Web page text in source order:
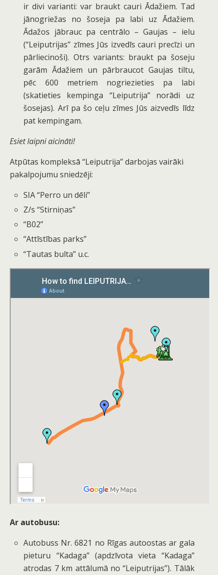
ir divi varianti: var braukt cauri Ādažiem. Tad
jānogriežas no šoseja pa labi uz Ādažiem.
Ādažos jābrauc pa centrālo – Gaujas – ielu
(“Leiputrijas” zīmes Jūs izvedīs cauri precīzi un
pārliecinoši). Otrs variants: braukt pa šoseju
garām Ādažiem un pārbraucot Gaujas tiltu,
pēc 600 metriem nogriezieties pa labi
(skatieties kempinga “Leiputrija” norādi uz
šosejas). Arī pa šo ceļu zīmes Jūs aizvedīs līdz
pat kempingam.
Esiet laipni aicināti!
Atpūtas kompleksā “Leiputrija” darbojas vairāki
pakalpojumu sniedzēji:
SIA “Perro un dēli”
Z/s “Stirniņas”
“B02”
“Attīstības parks”
“Tautas bulta” u.c.
Ar autobusu:
Autobuss Nr. 6821 no Rīgas autoostas ar gala
pieturu “Kadaga” (apdzīvota vieta “Kadaga”
atrodas 7 km attālumā no “Leiputrijas”). Tālāk